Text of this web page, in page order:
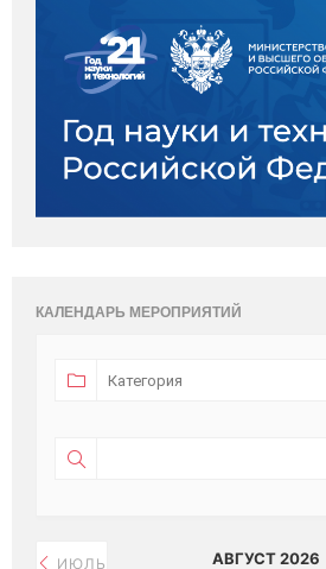
КАЛЕНДАРЬ МЕРОПРИЯТИЙ
ИЮЛЬ АВГУСТ 2026